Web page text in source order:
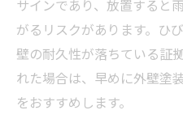
外壁塗装の時期
外壁塗装10年説を検
外壁塗装10年説
外壁塗装10年は早
サインであり、放置すると
がるリスクがあります。ひ
壁の耐久性が落ちている証
れた場合は、早めに外壁塗
をおすすめします。